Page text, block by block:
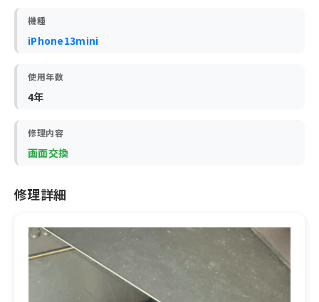
機種
iPhone13mini
使用年数
4年
修理内容
画面交換
修理詳細